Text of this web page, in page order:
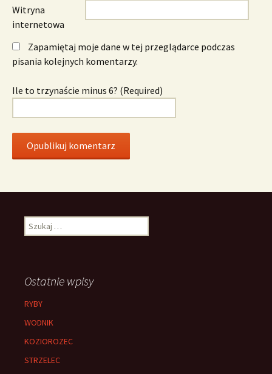
Witryna
internetowa
Zapamiętaj moje dane w tej przeglądarce podczas
pisania kolejnych komentarzy.
Ile to trzynaście minus 6? (Required)
Szukaj:
Ostatnie wpisy
RYBY
WODNIK
KOZIOROZEC
STRZELEC